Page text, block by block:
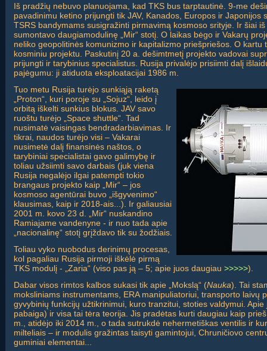
Iš pradžių nebuvo planuojama, kad TKS bus tarptautinė. 9-me
pavadinimu ketino prijungti tik JAV, Kanados, Europos ir Japonijos
TSRS bandymams susigražinti pirmavimą kosmoso srityje. Ir šiai
sumontavo daugiamodulinę „Mir“ stotį. O laikas bėgo ir Vakarų
neliko geopolitinės komunizmo ir kapitalizmo priešpriešos. O
kosminiu projektu. Paskutinį 20 a. dešimtmetį projekto vadovai
prijungti ir tarybinius specialistus. Rusija privalėjo prisiimti dalį
pajėgumu: ji atiduota eksploatacijai 1986 m.
Tuo metu Rusija turėjo sunkiąją raketą
„Proton“, kuri poroje su „Sojuz“, leido į
orbitą iškelti sunkius blokus. JAV savo
ruoštu turėjo „Space shuttle“. Tad
nusimatė vaisingas bendradarbiavimas. Ir
tikrai, naudos turėjo visi – Vakarai
nusimetė dalį finansinės naštos, o
tarybiniai specialistai gavo galimybę ir
toliau užsiimti savo darbais (juk viena
Rusija negalėjo ilgai patempti tokio
brangaus projekto kaip „Mir“ – jos
kosmoso agentūrai buvo „išgyvenimo“
klausimas, kaip ir 2018-ais...). Ir galiausiai
2001 m. kovo 23 d. „Mir“ nuskandino
Ramiajame vandenyne - ir nuo tada apie
„nacionalinę“ stotį grįždavo tik su žodžiais.
Toliau vyko nuobodus derinimų procesas,
kol pagaliau Rusija pirmoji iškėlė pirmą
TKS modulį - „Zaria“ (viso pas ją – 5; apie juos daugiau >>>>>).
Dabar visos rimtos kalbos sukasi tik apie „Mokslą“ (Nauka). Tai
moksliniams instrumentams, ERA manipuliatoriui, transporto laivų
gyvybinių funkcijų užtikrinimui, kuro tranzitui, stoties valdymui.
pabaiga) ir visa tai tėra teorija. Jis pradėtas kurti daugiau kaip
m., atidėjo iki 2014 m., o tada sutrukdė nehermetiškas ventilis ir
milteliais – ir modulis gražintas taisyti gamintojui, Chruničiovo
guminiai elementai...